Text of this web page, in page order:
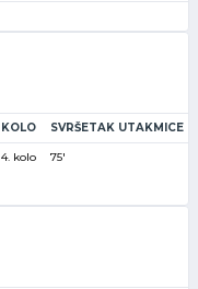
KOLO SVRŠETAK UTAKMICE
4. kolo 75'